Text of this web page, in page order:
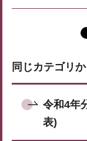
同じカテゴリ
令和4年
表)